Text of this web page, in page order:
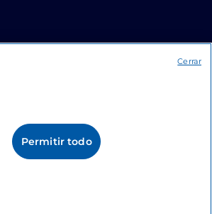
Permitir todo
Cerrar